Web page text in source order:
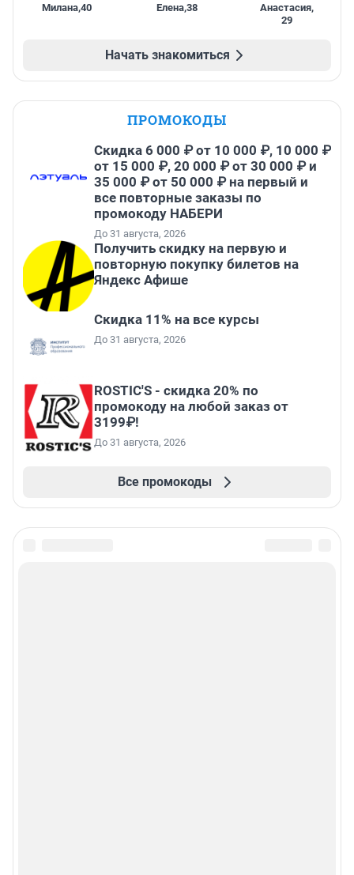
Милана,40 Елена,38 Анастасия,
29
Начать знакомиться
ПРОМОКОДЫ
Скидка 6 000 ₽ от 10 000 ₽, 10 000 ₽
от 15 000 ₽, 20 000 ₽ от 30 000 ₽ и
35 000 ₽ от 50 000 ₽ на первый и
все повторные заказы по
промокоду НАБЕРИ
До 31 августа, 2026
Получить скидку на первую и
повторную покупку билетов на
Яндекс Афише
Скидка 11% на все курсы
До 31 августа, 2026
ROSTIC'S - скидка 20% по
промокоду на любой заказ от
3199₽!
До 31 августа, 2026
Все промокоды